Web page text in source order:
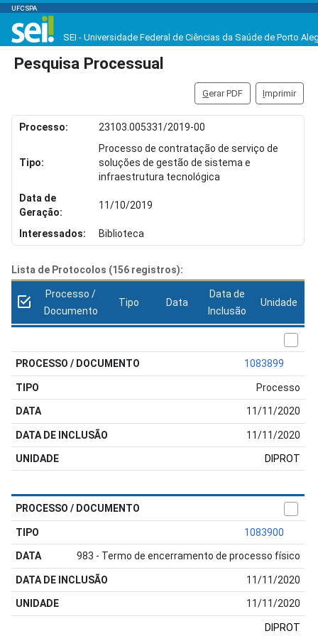
UFCSPA
SEI - Universidade Federal de Ciências da Saúde de Porto
Pesquisa Processual
Gerar PDF Imprimir
Processo: 23103.005331/2019-00
Tipo:
Processo de contratação de serviço de
soluções de gestão de sistema e
infraestrutura tecnológica
Data de
Geração:
11/10/2019
Interessados: Biblioteca
Lista de Protocolos (156 registros):
Processo /
Documento
Tipo Data
Data de
Inclusão
Unidade
1083899
Processo
11/11/2020
11/11/2020
DIPROT
1083900
983 - Termo de encerramento de processo físico
11/11/2020
11/11/2020
DIPROT